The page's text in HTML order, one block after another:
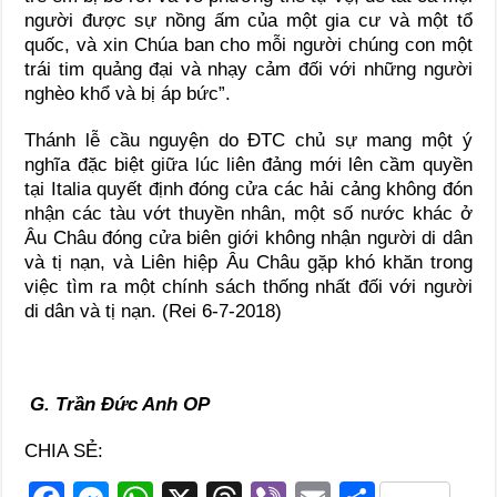
người được sự nồng ấm của một gia cư và một tổ
quốc, và xin Chúa ban cho mỗi người chúng con một
trái tim quảng đại và nhạy cảm đối với những người
nghèo khổ và bị áp bức”.
Thánh lễ cầu nguyện do ĐTC chủ sự mang một ý
nghĩa đặc biệt giữa lúc liên đảng mới lên cầm quyền
tại Italia quyết định đóng cửa các hải cảng không đón
nhận các tàu vớt thuyền nhân, một số nước khác ở
Âu Châu đóng cửa biên giới không nhận người di dân
và tị nạn, và Liên hiệp Âu Châu gặp khó khăn trong
việc tìm ra một chính sách thống nhất đối với người
di dân và tị nạn. (Rei 6-7-2018)
G. Trần Đức Anh OP
CHIA SẺ: